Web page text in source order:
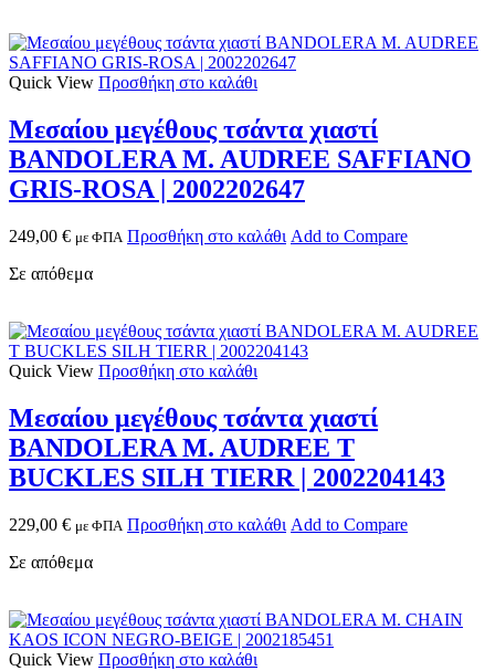
Quick View Προσθήκη στο καλάθι
Μεσαίου μεγέθους τσάντα χιαστί
BANDOLERA M. AUDREE SAFFIANO
GRIS-ROSA | 2002202647
249,00 € με ΦΠΑ Προσθήκη στο καλάθι Add to Compare
Σε απόθεμα
Quick View Προσθήκη στο καλάθι
Μεσαίου μεγέθους τσάντα χιαστί
BANDOLERA M. AUDREE T
BUCKLES SILH TIERR | 2002204143
229,00 € με ΦΠΑ Προσθήκη στο καλάθι Add to Compare
Σε απόθεμα
Quick View Προσθήκη στο καλάθι